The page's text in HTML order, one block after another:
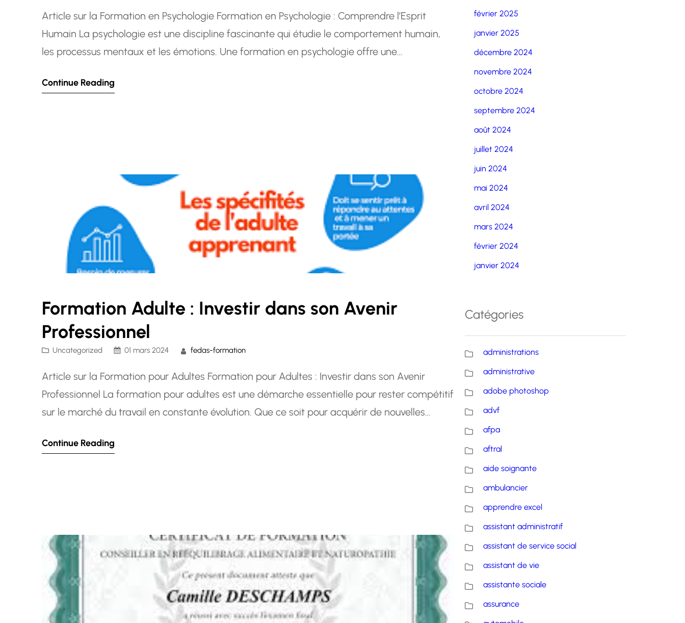
Article sur la Formation en Psychologie Formation en Psychologie : Comprendre l’Esprit
Humain La psychologie est une discipline fascinante qui étudie le comportement humain,
les processus mentaux et les émotions. Une formation en psychologie offre une
appliqué dans de nombreux domaines professionnels.…
Continue Reading
Formation Adulte : Investir dans son Avenir
Professionnel
Uncategorized 01 mars 2024 fedas-formation
Article sur la Formation pour Adultes Formation pour Adultes : Investir dans son Avenir
Professionnel La formation pour adultes est une démarche essentielle pour rester compétitif
sur le marché du travail en constante évolution. Que ce soit pour acquérir de nouvelles
domaine, la…
Continue Reading
février 2025
janvier 2025
décembre 2024
novembre 2024
octobre 2024
septembre 2024
août 2024
juillet 2024
juin 2024
mai 2024
avril 2024
mars 2024
février 2024
janvier 2024
Catégories
administrations
administrative
adobe photoshop
advf
afpa
aftral
aide soignante
ambulancier
apprendre excel
assistant administratif
assistant de service social
assistant de vie
assistante sociale
assurance